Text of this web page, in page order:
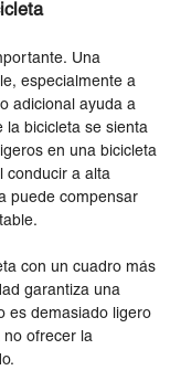
Una
especialmente a
adicional ayuda a
la bicicleta se sienta
en una bicicleta
conducir a alta
puede compensar
con un cuadro más
garantiza una
es demasiado ligero
no ofrecer la